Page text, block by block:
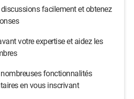
facilement et obtenez
votre expertise et aidez les
fonctionnalités
en vous inscrivant